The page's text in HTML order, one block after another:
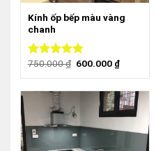
Kính ốp bếp màu vàng
chanh
Được xếp
750.000₫ 600.000 ₫